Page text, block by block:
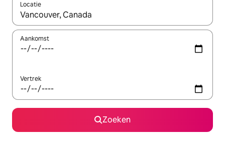
Locatie
Wanneer er suggesties beschikbaar zijn, maak je een keuze
Aankomst
Vertrek
Zoeken